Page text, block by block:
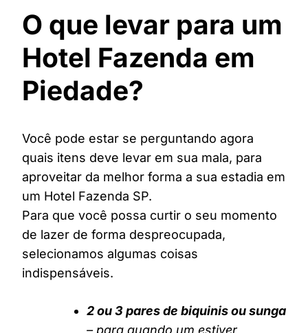
O que levar para um
Hotel Fazenda em
Piedade?
Você pode estar se perguntando agora
quais itens deve levar em sua mala, para
aproveitar da melhor forma a sua estadia em
um Hotel Fazenda SP.
Para que você possa curtir o seu momento
de lazer de forma despreocupada,
selecionamos algumas coisas
indispensáveis.
2 ou 3 pares de biquinis ou sunga